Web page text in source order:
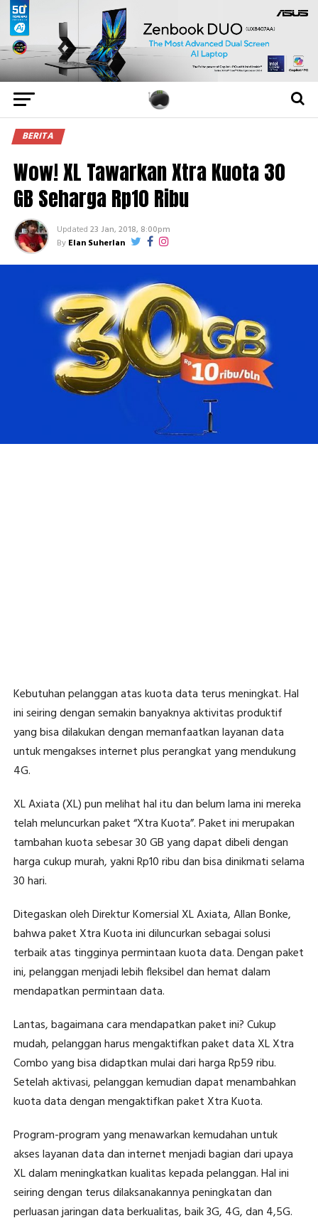
BERITA
Wow! XL Tawarkan Xtra Kuota 30
GB Seharga Rp10 Ribu
Updated 23 Jan, 2018, 8:00pm
By Elan Suherlan
Kebutuhan pelanggan atas kuota data terus meningkat. Hal
ini seiring dengan semakin banyaknya aktivitas produktif
yang bisa dilakukan dengan memanfaatkan layanan data
untuk mengakses internet plus perangkat yang mendukung
4G.
XL Axiata (XL) pun melihat hal itu dan belum lama ini mereka
telah meluncurkan paket “Xtra Kuota”. Paket ini merupakan
tambahan kuota sebesar 30 GB yang dapat dibeli dengan
harga cukup murah, yakni Rp10 ribu dan bisa dinikmati selama
30 hari.
Ditegaskan oleh Direktur Komersial XL Axiata, Allan Bonke,
bahwa paket Xtra Kuota ini diluncurkan sebagai solusi
terbaik atas tingginya permintaan kuota data. Dengan paket
ini, pelanggan menjadi lebih fleksibel dan hemat dalam
mendapatkan permintaan data.
Lantas, bagaimana cara mendapatkan paket ini? Cukup
mudah, pelanggan harus mengaktifkan paket data XL Xtra
Combo yang bisa didaptkan mulai dari harga Rp59 ribu.
Setelah aktivasi, pelanggan kemudian dapat menambahkan
kuota data dengan mengaktifkan paket Xtra Kuota.
Program-program yang menawarkan kemudahan untuk
akses layanan data dan internet menjadi bagian dari upaya
XL dalam meningkatkan kualitas kepada pelanggan. Hal ini
seiring dengan terus dilaksanakannya peningkatan dan
perluasan jaringan data berkualitas, baik 3G, 4G, dan 4,5G.